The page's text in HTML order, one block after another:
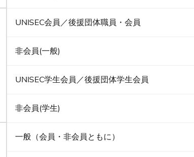
UNISEC会員／後援団体職員・会員
非会員(一般)
UNISEC学生会員／後援団体学生会員
非会員(学生)
一般（会員・非会員ともに）